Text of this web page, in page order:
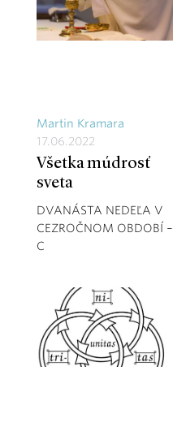
Martin Kramara
17.06.2022
Všetka múdrosť
sveta
DVANÁSTA NEDEĽA V
CEZROČNOM OBDOBÍ –
C